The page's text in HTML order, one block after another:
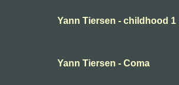
Yann Tiersen - childhood 1
Yann Tiersen - Coma